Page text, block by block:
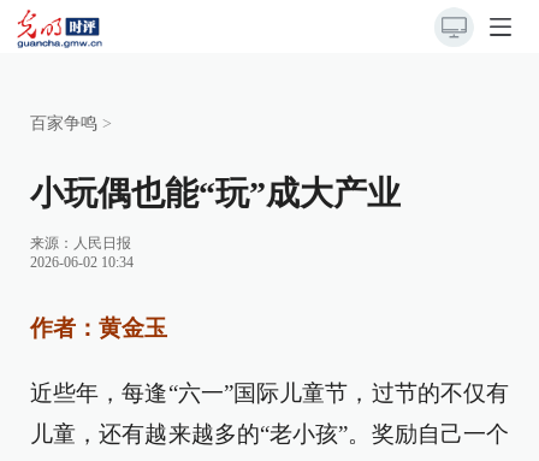
百家争鸣 >
小玩偶也能“玩”成大产业
来源： 人民日报
2026-06-02 10:34
作者：黄金玉
近些年，每逢“六一”国际儿童节，过节的不仅有
儿童，还有越来越多的“老小孩”。奖励自己一个